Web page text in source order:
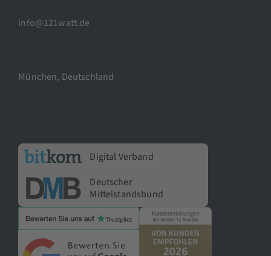
info@121watt.de
München, Deutschland
Digital Verband
Deutscher
Mittelstandsbund